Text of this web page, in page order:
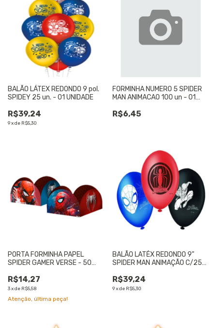
BALÃO LÁTEX REDONDO 9 pol.
SPIDEY 25 un. - 01 UNIDADE
R$39,24
9xde R$5,30
FORMINHA NUMERO 5 SPIDER
MAN ANIMACAO 100 un - 01
R$6,45
PORTA FORMINHA PAPEL
SPIDER GAMER VERSE - 50
R$14,27
3xde R$5,58
Atenção, última peça!
BALÃO LATÉX REDONDO 9"
SPIDER MAN ANIMAÇÃO C/25
R$39,24
9xde R$5,30